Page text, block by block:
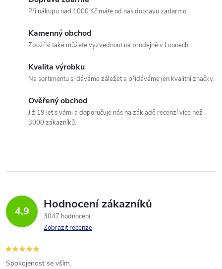
Při nákupu nad 1000 Kč máte od nás dopravu zadarmo.
Kamenný obchod
Zboží si také můžete vyzvednout na prodejně v Lounech.
Kvalita výrobku
Na sortimentu si dáváme záležet a přidáváme jen kvalitní značky.
Ověřený obchod
Již 19 let s vámi a doporučuje nás na základě recenzí více než
3000 zákazníků.
4,9 Hodnocení zákazníků
3047 hodnocení
Zobrazit recenze
Spokojenost se vším.